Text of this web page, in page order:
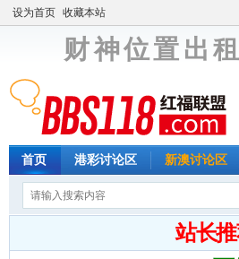
设为首页 收藏本站
财 神 位 置 出 租
首页 港彩讨论区 新澳讨论区